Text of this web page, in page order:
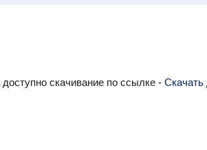
скачивание по ссылке - Скачать